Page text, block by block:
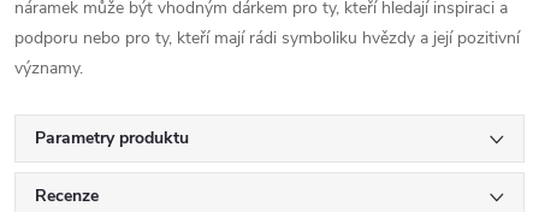
náramek může být vhodným dárkem pro ty, kteří hledají inspiraci a
podporu nebo pro ty, kteří mají rádi symboliku hvězdy a její pozitivní
významy.
Parametry produktu
Recenze